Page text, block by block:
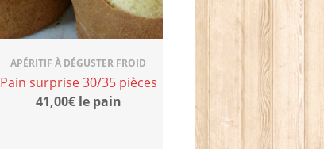
APÉRITIF À DÉGUSTER FROID
Pain surprise 30/35 pièces
41,00€ le pain